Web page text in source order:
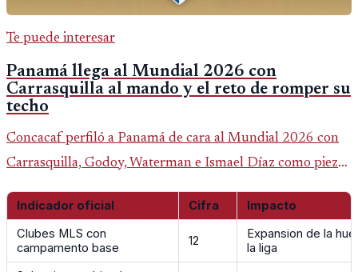
Te puede interesar
Panamá llega al Mundial 2026 con
Carrasquilla al mando y el reto de romper su
techo
Concacaf perfiló a Panamá de cara al Mundial 2026 con
Carrasquilla, Godoy, Waterman e Ismael Díaz como piezas
centrales en un grupo que también incluye a Inglaterra,
Croacia y Ghana.
Indicador oficial Cifra
Impacto
Clubes MLS con
campamento base
12
Expansion de la
la liga